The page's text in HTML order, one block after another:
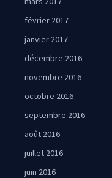
février 2017
janvier 2017
décembre 2016
novembre 2016
octobre 2016
septembre 2016
août 2016
juillet 2016
juin 2016